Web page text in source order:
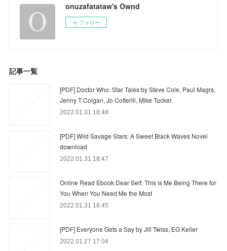
onuzafatataw's Ownd
フォロー
記事一覧
[PDF] Doctor Who: Star Tales by Steve Cole, Paul Magrs,
Jenny T Colgan, Jo Cotterill, Mike Tucker
2022.01.31 18:48
[PDF] Wild Savage Stars: A Sweet Black Waves Novel
download
2022.01.31 18:47
Online Read Ebook Dear Self: This is Me Being There for
You When You Need Me the Most
2022.01.31 18:45
[PDF] Everyone Gets a Say by Jill Twiss, EG Keller
2022.01.27 17:04